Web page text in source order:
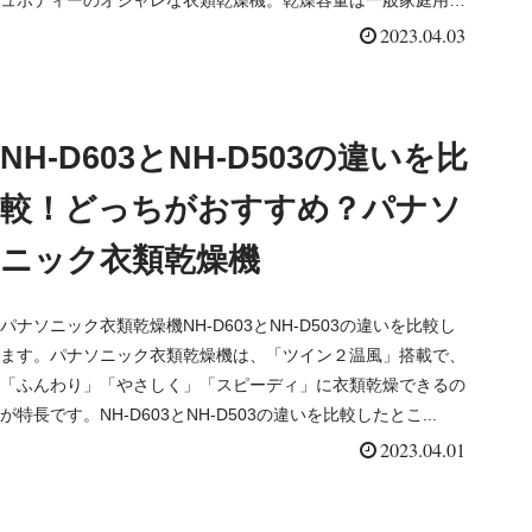
2023.04.03
NH-D603とNH-D503の違いを比
較！どっちがおすすめ？パナソ
ニック衣類乾燥機
パナソニック衣類乾燥機NH-D603とNH-D503の違いを比較し
ます。パナソニック衣類乾燥機は、「ツイン２温風」搭載で、
「ふんわり」「やさしく」「スピーディ」に衣類乾燥できるの
が特長です。NH-D603とNH-D503の違いを比較したとこ...
2023.04.01